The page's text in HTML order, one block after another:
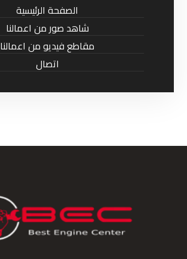
الصفحة الرئيسية
شاهد صور من اعمالنا
مقاطع فيديو من اعمالنا
اتصال